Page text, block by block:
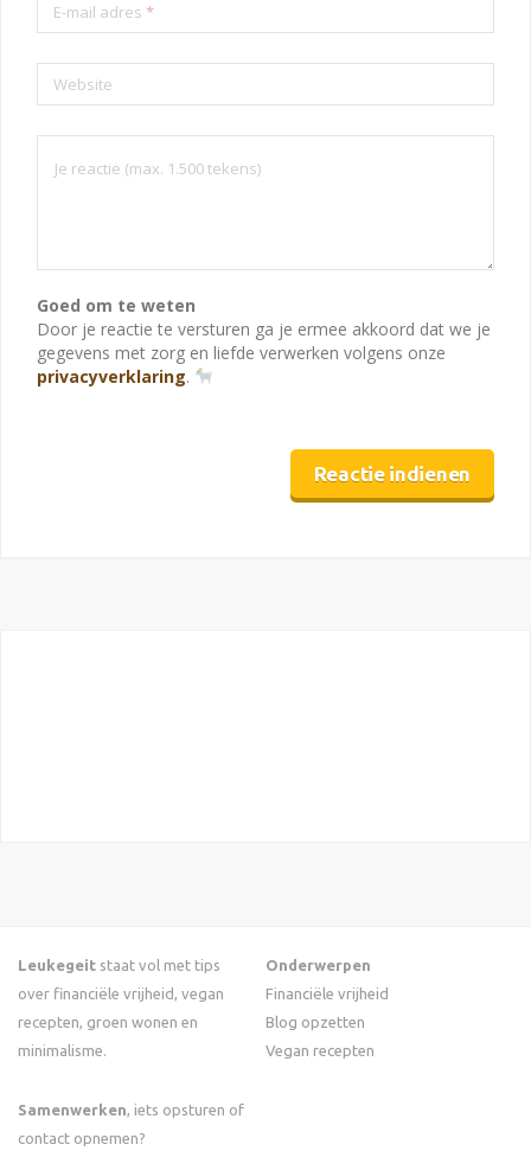
E-mail adres *
Website
Goed om te weten
Door je reactie te versturen ga je ermee akkoord dat we je
gegevens met zorg en liefde verwerken volgens onze
privacyverklaring.
Leukegeit staat vol met tips
over financiële vrijheid, vegan
recepten, groen wonen en
minimalisme.
Samenwerken, iets opsturen of
contact opnemen?
Onderwerpen
Financiële vrijheid
Blog opzetten
Vegan recepten